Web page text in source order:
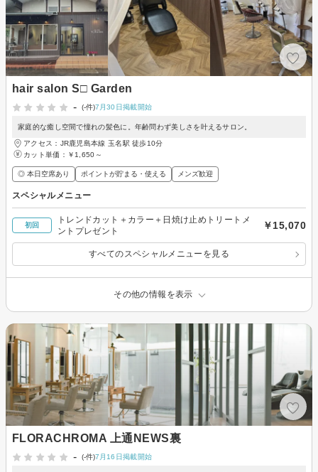
hair salon S□ Garden
-
(-件)7月30日掲載開始
家庭的な癒し空間で憧れの髪色に。年齢問わず美しさを叶えるサロン。
アクセス：JR鹿児島本線 玉名駅 徒歩10分
カット単価： ￥1,650～
◎ 本日空席あり ポイントが貯まる・使える メンズ歓迎
スペシャルメニュー
初回
トレンドカット＋カラー＋日焼け止めトリートメ
ントプレゼント
￥15,070
すべてのスペシャルメニューを見る
その他の情報を表示
FLORACHROMA 上通NEWS裏
-
(-件)7月16日掲載開始